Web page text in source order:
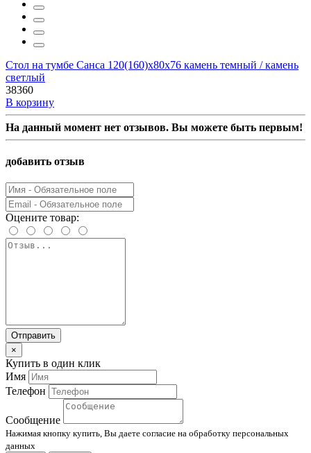
Стол на тумбе Санса 120(160)х80х76 камень темный / камень
светлый
38360
В корзину
На данный момент нет отзывов. Вы можете быть первым!
добавить отзыв
Оцените товар:
Отправить
×
Купить в один клик
Имя
Телефон
Сообщение
Нажимая кнопку купить, Вы даете согласие на обработку персональных
данных